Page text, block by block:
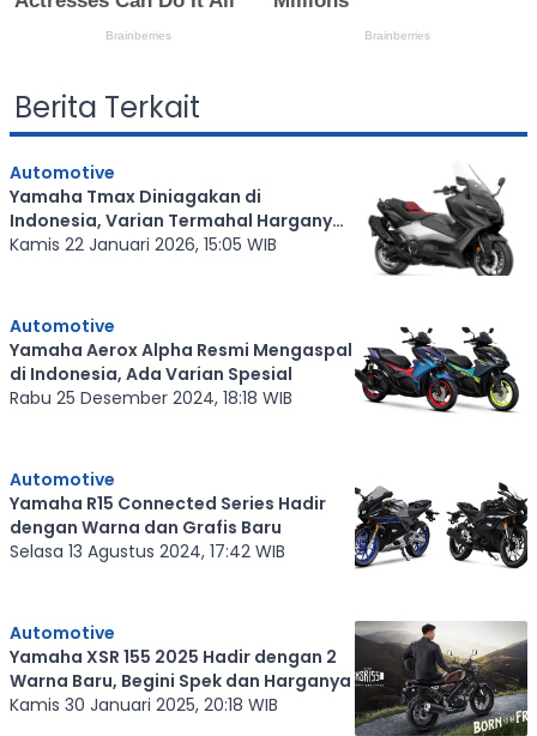
Berita Terkait
Automotive
Yamaha Tmax Diniagakan di
Indonesia, Varian Termahal Harganya
Rp475 Juta
Kamis 22 Januari 2026, 15:05 WIB
Automotive
Yamaha Aerox Alpha Resmi Mengaspal
di Indonesia, Ada Varian Spesial
Rabu 25 Desember 2024, 18:18 WIB
Automotive
Yamaha R15 Connected Series Hadir
dengan Warna dan Grafis Baru
Selasa 13 Agustus 2024, 17:42 WIB
Automotive
Yamaha XSR 155 2025 Hadir dengan 2
Warna Baru, Begini Spek dan Harganya
Kamis 30 Januari 2025, 20:18 WIB